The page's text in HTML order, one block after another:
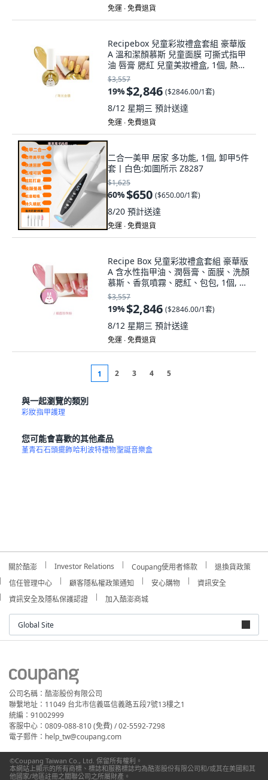
免運 ∙ 免費退貨
Recipebox 兒童彩妝禮盒套組 豪華版
A 溫和潔顏慕斯 兒童面膜 可撕式指甲
油 唇膏 腮紅 兒童美妝禮盒, 1個, 熱帶
橘,珠光金鑽
$3,557
19%$2,846 ($2846.00/1套)
8/12 星期三 預計送達
免運 ∙ 免費退貨
二合一美甲 居家 多功能, 1個, 卸甲5件
套丨白色:如圖所示 Z8287
$1,625
60%$650 ($650.00/1套)
8/20 預計送達
免運 ∙ 免費退貨
Recipe Box 兒童彩妝禮盒套組 豪華版
A 含水性指甲油、潤唇膏、面膜、洗顏
慕斯、香氛噴霧、腮紅、包包, 1個, 緞
面珍珠粉,緞面珍珠粉, 指甲油1:緞面珍
珠粉
$3,557
19%$2,846 ($2846.00/1套)
8/12 星期三 預計送達
免運 ∙ 免費退貨
1 2 3 4 5
與一起瀏覽的類別
彩妝指甲護理
您可能會喜歡的其他產品
堇青石石頭擺飾哈利波特禮物聖誕音樂盒
關於酷澎 Investor Relations Coupang使用者條款
退換貨政策
信任管理中心
顧客隱私權政策通知 安心購物
資訊安全
資訊安全及隱私保護認證
加入酷澎商城
Global Site
公司名稱：酷澎股份有限公司
聯繫地址：11049 台北市信義區信義路五段7號13樓之1
統編：91002999
客服中心：0809-088-810 (免費) / 02-5592-7298
電子郵件：help_tw@coupang.com
©Coupang Taiwan Co., Ltd. 保留所有權利。
本網站上顯示的所有商標、標誌和服務標誌均為酷澎股份有限公司和/或其在美國和其
他國家/地區註冊之關聯公司之所屬財產。